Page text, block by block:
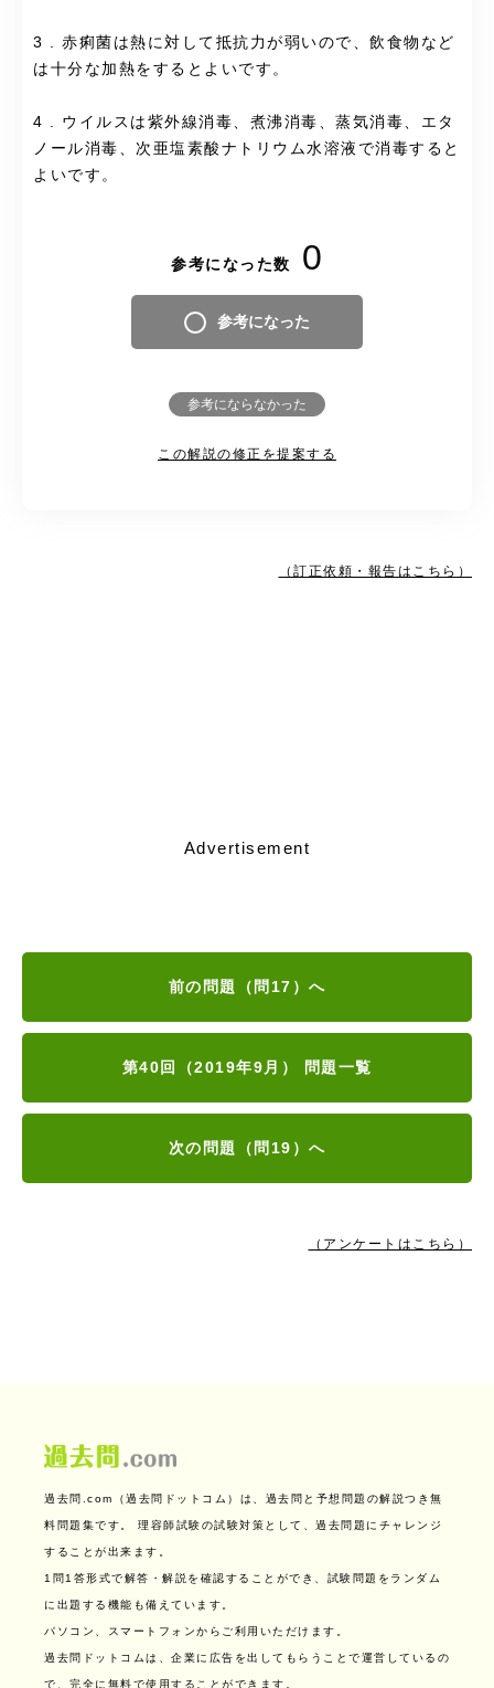
3 . 赤痢菌は熱に対して抵抗力が弱いので、飲食物など
は十分な加熱をするとよいです。
4 . ウイルスは紫外線消毒、煮沸消毒、蒸気消毒、エタ
ノール消毒、次亜塩素酸ナトリウム水溶液で消毒すると
よいです。
参考になった数 0
参考になった
参考にならなかった
この解説の修正を提案する
（訂正依頼・報告はこちら）
Advertisement
前の問題（問17）へ
第40回（2019年9月） 問題一覧
次の問題（問19）へ
（アンケートはこちら）
過去問.com（過去問ドットコム）は、過去問と予想問題の解説つき無
料問題集です。 理容師試験の試験対策として、過去問題にチャレンジ
することが出来ます。
1問1答形式で解答・解説を確認することができ、試験問題をランダム
に出題する機能も備えています。
パソコン、スマートフォンからご利用いただけます。
過去問ドットコムは、企業に広告を出してもらうことで運営しているの
で、完全に無料で使用することができます。